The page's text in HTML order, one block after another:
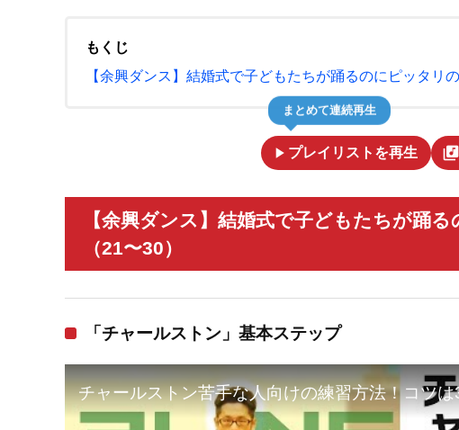
もくじ
【余興ダンス】結婚式で子どもたちが踊るのにピッタリ
play_arrow プレイリストを再生
まとめて連続再生
library_music
【余興ダンス】結婚式で子どもたちが踊
（21〜30）
「チャールストン」基本ステップ
チャールストン苦手な人向けの練習方法！コツ